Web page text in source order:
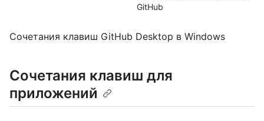
GitHub
Сочетания клавиш GitHub Desktop в Windows
Сочетания клавиш для
приложений